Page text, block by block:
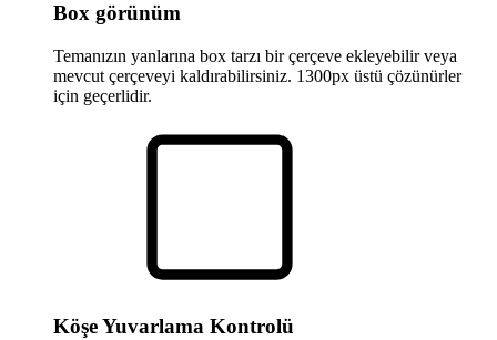
Box görünüm
Temanızın yanlarına box tarzı bir çerçeve ekleyebilir veya
mevcut çerçeveyi kaldırabilirsiniz. 1300px üstü çözünürler
için geçerlidir.
Köşe Yuvarlama Kontrolü